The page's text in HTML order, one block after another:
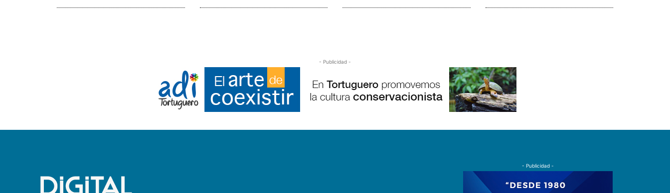
- Publicidad -
- Publicidad -